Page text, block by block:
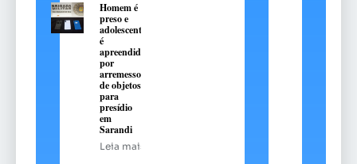
Homem é
preso e
adolescente
é
apreendido
por
arremesso
de objetos
para
presídio
em
Sarandi
Leia mais